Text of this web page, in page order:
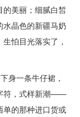
的美丽；细腻白皙
晶色的新疆马奶
怕目光落实了，
身一条牛仔裙，
符，式样新潮——
单的那种进口货或